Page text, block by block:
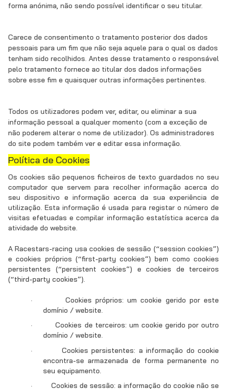
forma anónima, não sendo possível identificar o seu titular.
Carece de consentimento o tratamento posterior dos dados
pessoais para um fim que não seja aquele para o qual os dados
tenham sido recolhidos. Antes desse tratamento o responsável
pelo tratamento fornece ao titular dos dados informações
sobre esse fim e quaisquer outras informações pertinentes.
Todos os utilizadores podem ver, editar, ou eliminar a sua
informação pessoal a qualquer momento (com a exceção de
não poderem alterar o nome de utilizador). Os administradores
do site podem também ver e editar essa informação.
Política de Cookies
Os cookies são pequenos ficheiros de texto guardados no seu
computador que servem para recolher informação acerca do
seu dispositivo e informação acerca da sua experiência de
utilização. Esta informação é usada para registar o número de
visitas efetuadas e compilar informação estatística acerca da
atividade do website.
A Racestars-racing usa cookies de sessão (“session cookies”)
e cookies próprios (“first-party cookies”) bem como cookies
persistentes (“persistent cookies”) e cookies de terceiros
(“third-party cookies”).
·
Cookies próprios: um cookie gerido por este
domínio / website.
·
Cookies de terceiros: um cookie gerido por outro
domínio / website.
·
Cookies persistentes: a informação do cookie
encontra-se armazenada de forma permanente no
seu equipamento.
·
Cookies de sessão: a informação do cookie não se